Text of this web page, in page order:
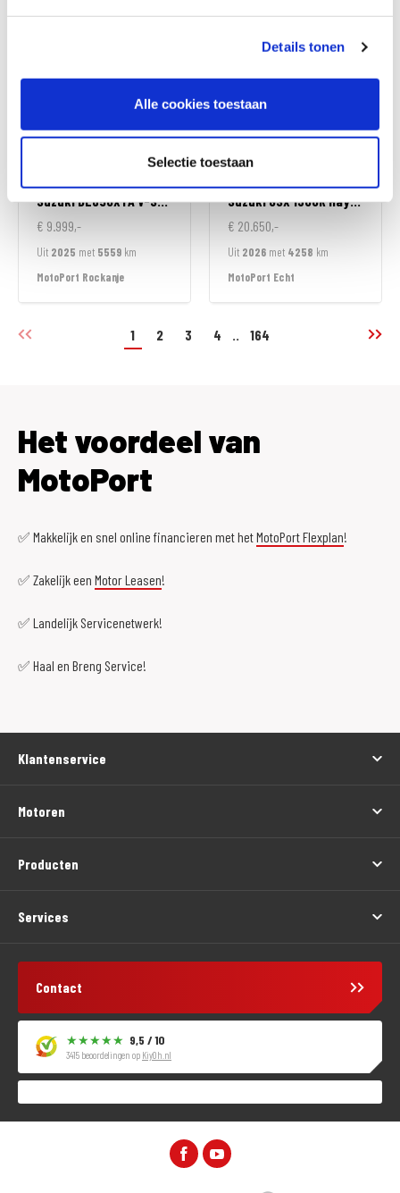
Details tonen
Alle cookies toestaan
Selectie toestaan
MotoPort Leek
MotoPort Leeuwarden
SuzukiDL650XTA V-STROM
€ 9.999,-
Uit 2025 met 5559 km
MotoPort Rockanje
SuzukiGSX 1300R Hayabusa
€ 20.650,-
Uit 2026 met 4258 km
MotoPort Echt
1 2 3 4 .. 164
Het voordeel van
MotoPort
✅ Makkelijk en snel online financieren met hetMotoPort Flexplan!
✅ Zakelijk een Motor Leasen!
✅ Landelijk Servicenetwerk!
✅ Haal en Breng Service!
Klantenservice
Motoren
Producten
Services
Contact
9,5 / 10
3415 beoordelingen op KiyOh.nl